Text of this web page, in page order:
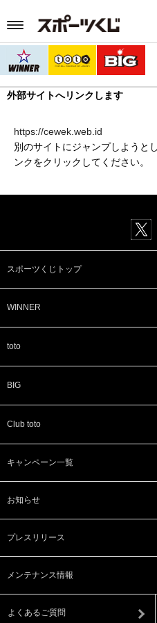
外部サイトへリンクします
https://cewek.web.id
別のサイトにジャンプしようと
ンクをクリックしてください。
スポーツくじトップ
WINNER
toto
BIG
Club toto
キャンペーン一覧
お知らせ
プレスリリース
メンテナンス情報
よくあるご質問